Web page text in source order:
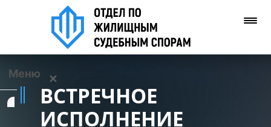
Меню ✕
ВСТРЕЧНОЕ
ИСПОЛНЕНИЕ